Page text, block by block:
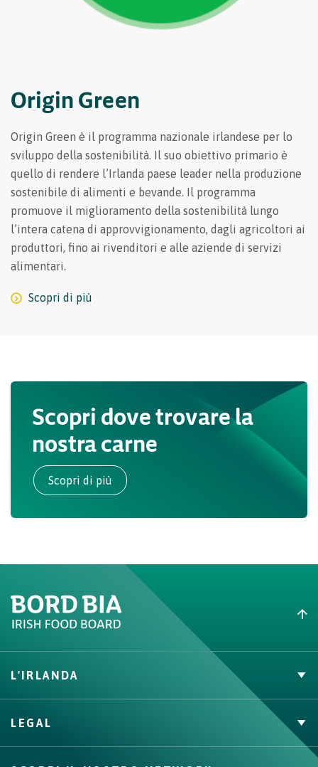
Origin Green
Origin Green è il programma nazionale irlandese per lo
sviluppo della sostenibilità. Il suo obiettivo primario è
quello di rendere l’Irlanda paese leader nella produzione
sostenibile di alimenti e bevande. Il programma
promuove il miglioramento della sostenibilità lungo
l’intera catena di approvvigionamento, dagli agricoltori ai
produttori, fino ai rivenditori e alle aziende di servizi
alimentari.
Scopri di più
Scopri dove trovare la
nostra carne
Scopri di più
L'IRLANDA
Allevatori
Meat Academy
LEGAL